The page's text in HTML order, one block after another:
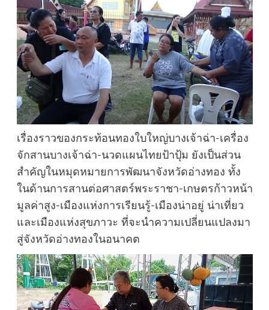
เรื่องราวของกระท้อนทองใบใหญ่บางเจ้าฉ่า-เครื่อง
จักสานบางเจ้าฉ่า-นวดแผนไทยป้าปุ้ม ยังเป็นส่วน
สำคัญในหมุดหมายการพัฒนาจังหวัดอ่างทอง ทั้ง
ในด้านการสานต่อศาสตร์พระราชา-เกษตรก้าวหน้า
มูลค่าสูง-เมืองแห่งการเรียนรู้-เมืองน่าอยู่ น่าเที่ยว
และเมืองแห่งสุขภาวะ ที่จะนำความเปลี่ยนแปลงมา
สู่จังหวัดอ่างทองในอนาคต